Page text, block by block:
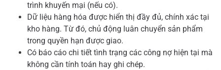
trình khuyến mại (nếu có).
Dữ liệu hàng hóa được hiển thị đầy đủ, chính xác tại
kho hàng. Từ đó, chủ động luân chuyển sản phẩm
trong quyền hạn được giao.
Có báo cáo chi tiết tình trạng các công nợ hiện tại mà
không cần tính toán hay ghi chép.